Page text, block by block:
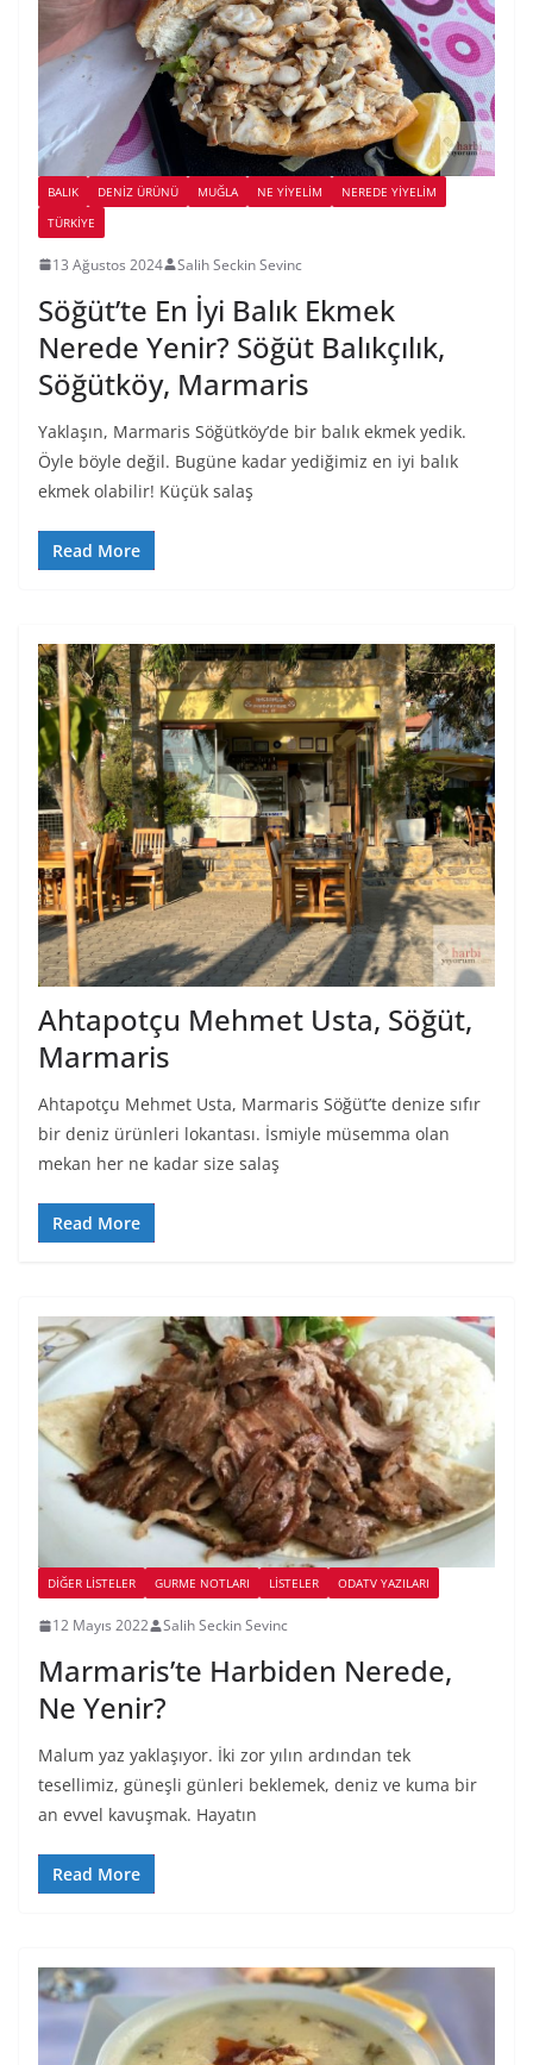
BALIK DENIZ ÜRÜNÜ MUĞLA NE YİYELİM
NEREDE YİYELİM
TÜRKIYE
13 Ağustos 2024 Salih Seckin Sevinc
Söğüt’te En İyi Balık Ekmek
Nerede Yenir? Söğüt Balıkçılık,
Söğütköy, Marmaris
Yaklaşın, Marmaris Söğütköy’de bir balık ekmek yedik.
Öyle böyle değil. Bugüne kadar yediğimiz en iyi balık
ekmek olabilir! Küçük salaş
Read More
Ahtapotçu Mehmet Usta, Söğüt,
Marmaris
Ahtapotçu Mehmet Usta, Marmaris Söğüt’te denize sıfır
bir deniz ürünleri lokantası. İsmiyle müsemma olan
mekan her ne kadar size salaş
Read More
DIĞER LISTELER GURME NOTLARI LİSTELER ODATV YAZILARI
12 Mayıs 2022 Salih Seckin Sevinc
Marmaris’te Harbiden Nerede,
Ne Yenir?
Malum yaz yaklaşıyor. İki zor yılın ardından tek
tesellimiz, güneşli günleri beklemek, deniz ve kuma bir
an evvel kavuşmak. Hayatın
Read More